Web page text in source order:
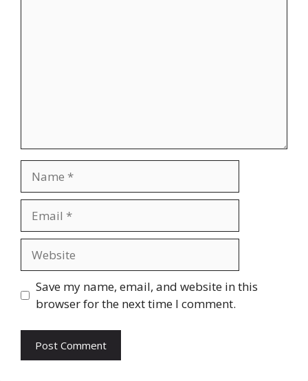
Save my name, email, and website in this
browser for the next time I comment.